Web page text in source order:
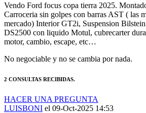
Vendo Ford focus copa tierra 2025.
Carroceria sin golpes con barras AST ( las
mercado) Interior GT2i, Suspension
DS2500 con liquido Motul, cubrecarter
motor, cambio, escape, etc…
No negociable y no se cambia por nada.
2 CONSULTAS RECIBIDAS.
HACER UNA PREGUNTA
LUISBONI el 09-Oct-2025 14:53